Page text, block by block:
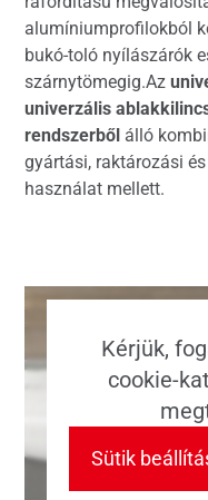
alumíniumprofilokból
bukó-toló nyílászárók
szárnytömegig.Az
univerzális
rendszerből álló
gyártási, raktározási
használat mellett.
Kérjük,
cookie-
Sütik